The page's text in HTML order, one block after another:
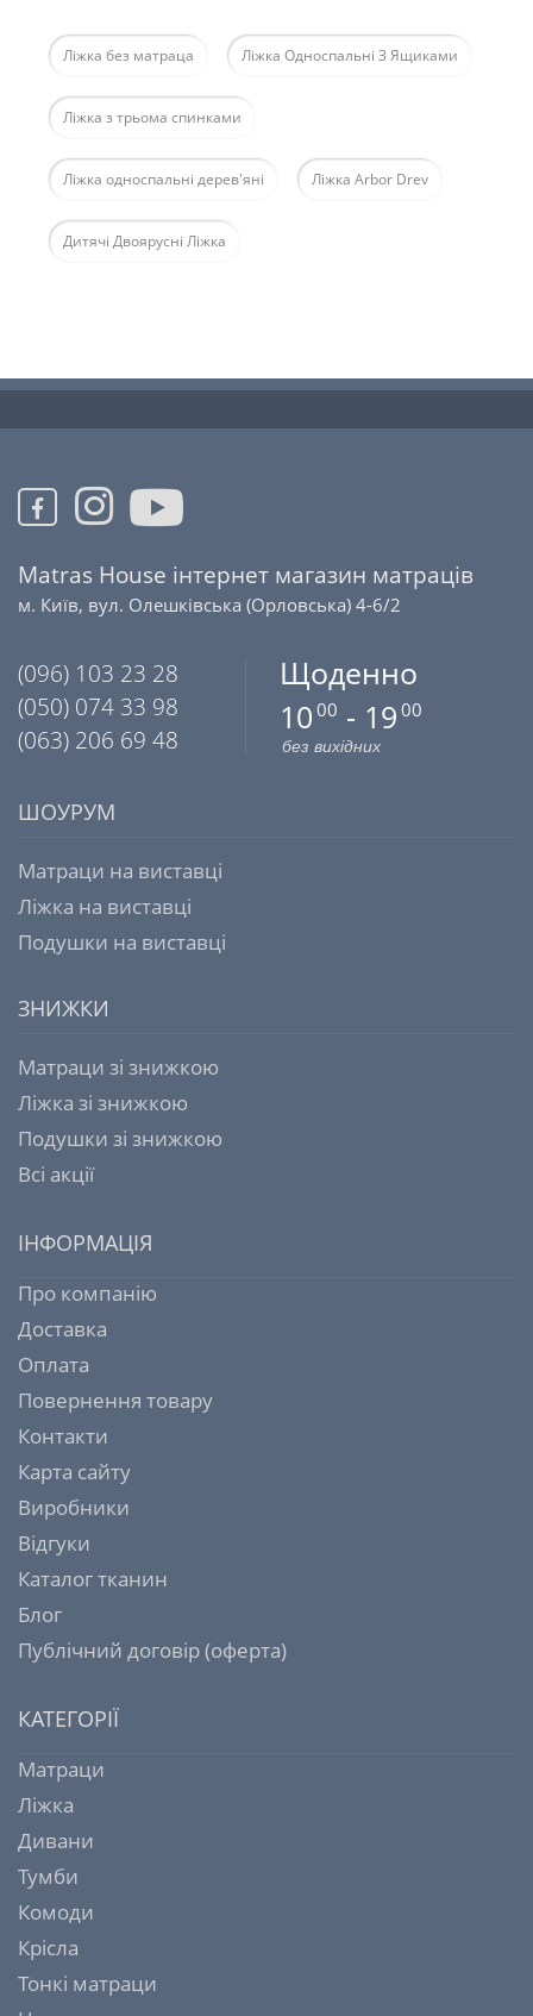
Ліжка без матраца Ліжка Односпальні З Ящиками
Ліжка з трьома спинками
Ліжка односпальні дерев'яні Ліжка Arbor Drev
Дитячі Двоярусні Ліжка
Matras House інтернет магазин матраців
м. Київ, вул. Олешківська (Орловська) 4-6/2
(096) 103 23 28
(050) 074 33 98
(063) 206 69 48
Щоденно
10 00 - 19 00
без вихідних
ШОУРУМ
Матраци на виставці
Ліжка на виставці
Подушки на виставці
ЗНИЖКИ
Матраци зі знижкою
Ліжка зі знижкою
Подушки зі знижкою
Всі акції
ІНФОРМАЦІЯ
Про компанію
Доставка
Оплата
Повернення товару
Контакти
Карта сайту
Виробники
Відгуки
Каталог тканин
Блог
Публічний договір (оферта)
КАТЕГОРІЇ
Матраци
Ліжка
Дивани
Тумби
Комоди
Крісла
Тонкі матраци